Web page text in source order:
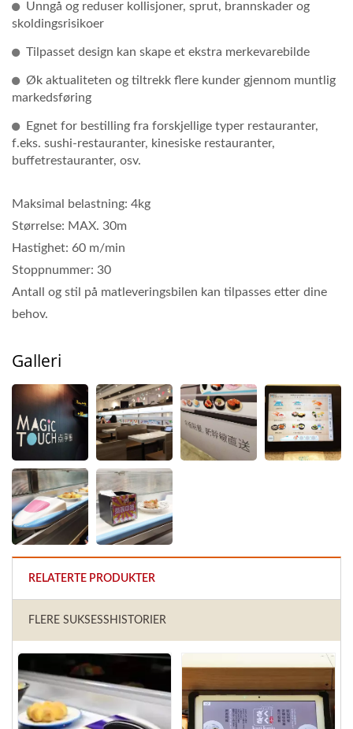
Unngå og reduser kollisjoner, sprut, brannskader og
skoldingsrisikoer
Tilpasset design kan skape et ekstra merkevarebilde
Øk aktualiteten og tiltrekk flere kunder gjennom muntlig
markedsføring
Egnet for bestilling fra forskjellige typer restauranter,
f.eks. sushi-restauranter, kinesiske restauranter,
buffetrestauranter, osv.
Maksimal belastning: 4kg
Størrelse: MAX. 30m
Hastighet: 60 m/min
Stoppnummer: 30
Antall og stil på matleveringsbilen kan tilpasses etter dine
behov.
Galleri
RELATERTE PRODUKTER
FLERE SUKSESSHISTORIER